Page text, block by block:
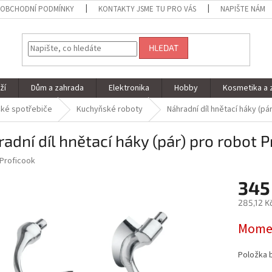
OBCHODNÍ PODMÍNKY KONTAKTY JSME TU PRO VÁS NAPIŠTE NÁM
HLEDAT
Dům a zahrada Elektronika Hobby
Kosmetika a
spotřebiče Kuchyňské roboty Náhradní díl hnětací háky
díl hnětací háky (pár) pro robot
Proficook
285,12
cena:
Položka